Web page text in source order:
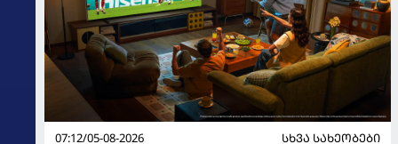
07:12/05-08-2026
ᲡᲮᲕᲐ ᲡᲐᲮᲔᲝᲑᲔᲑᲘ